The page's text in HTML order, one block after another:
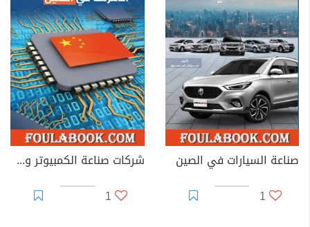
صناعة السيارات في الصين
1
شركات صناعة الكمبيوتر وخدمات الانترنت في الصين
1